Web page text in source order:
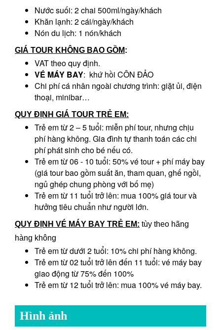
Nước suối: 2 chai 500ml/ngày/khách
Khăn lạnh: 2 cái/ngày/khách
Nón du lịch: 1 nón/khách
GIÁ TOUR KHÔNG BAO GỒM:
VAT theo quy định.
VÉ MÁY BAY: khứ hồi CÔN ĐẢO
Chi phí cá nhân ngoài chương trình: giặt ủi, điện
thoại, minibar…
QUY ĐỊNH GIÁ TOUR TRẺ EM:
Trẻ em từ 2 – 5 tuổi: miễn phí tour, nhưng chịu
phí hàng không. Gia đình tự thanh toán các chi
phí phát sinh cho bé nếu có.
Trẻ em từ 06 - 10 tuổi: 50% vé tour + phí máy bay
(giá tour bao gồm suất ăn, tham quan, ghế ngồi,
ngủ ghép chung phòng với bố mẹ)
Trẻ em từ 11 tuổi trở lên: mua 100% giá tour và
hưởng tiêu chuẩn như người lớn.
QUY ĐỊNH VÉ MÁY BAY TRẺ EM: tùy theo hãng
hàng không
Trẻ em từ dưới 2 tuổi: 10% chi phí hàng không.
Trẻ em từ 02 tuổi trở lên đến 11 tuổi: vé máy bay
giao động từ 75% đến 100%
Trẻ em từ 12 tuổi trở lên: mua 100% vé máy bay.
Hình ảnh